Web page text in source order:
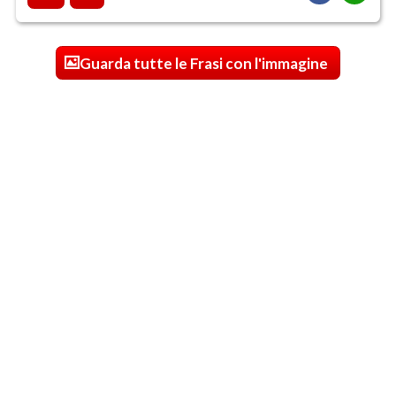
Guarda tutte le Frasi con l'immagine